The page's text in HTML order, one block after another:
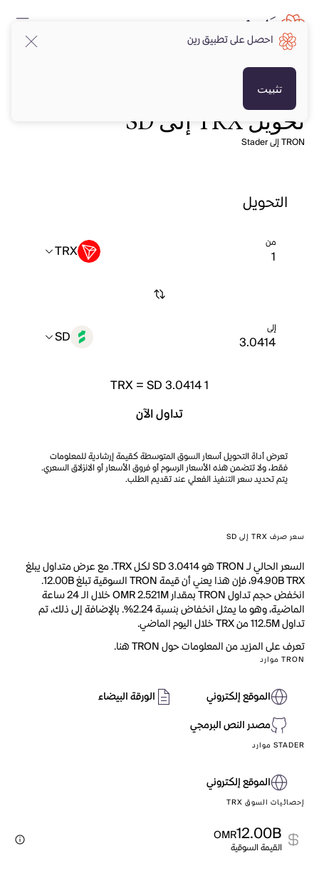
تحويل TRX إلى SD
TRON إلى Stader
التحويل
من TRX
إلى SD
1
TRX=SD 3.0414
تداول الآن
تعرض أداة التحويل أسعار السوق المتوسطة كقيمة إرشادية للمعلومات
فقط، ولا تتضمن هذه الأسعار الرسوم أو فروق الأسعار أو الانزلاق السعري.
يتم تحديد سعر التنفيذ الفعلي عند تقديم الطلب.
سعر صرف TRX إلى SD
السعر الحالي لـ TRON هو SD 3.0414 لكل TRX. مع عرض متداول يبلغ
94.90B TRX، فإن هذا يعني أن قيمة TRON السوقية تبلغ 12.00B.
انخفض حجم تداول TRON بمقدار OMR 2.521M خلال الـ 24 ساعة
الماضية، وهو ما يمثل انخفاض بنسبة 2.24%. بالإضافة إلى ذلك، تم
تداول 112.5M من TRX خلال اليوم الماضي.
تعرف على المزيد من المعلومات حول TRON هنا.
TRON موارد
الموقع إلكتروني
الورقة البيضاء
مصدر النص البرمجي
STADER موارد
الموقع إلكتروني
إحصائيات السوق TRX
12.00B
OMR
القيمة السوقية
احصل على تطبيق رين
تثبيت